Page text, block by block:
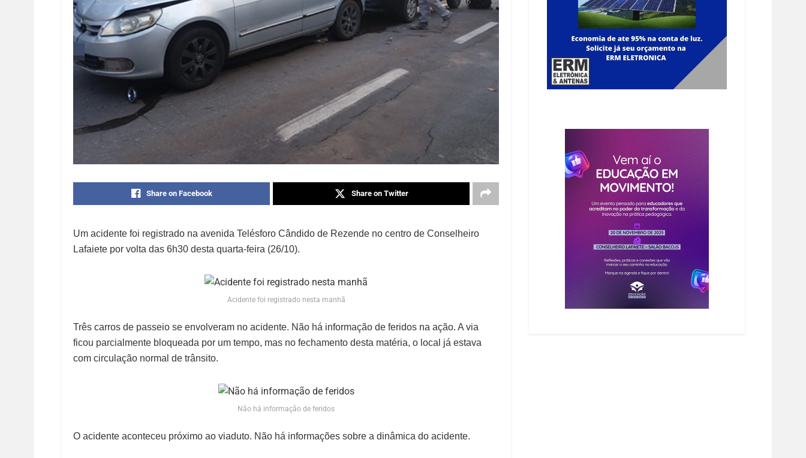
Share on Facebook Share on Twitter
Um acidente foi registrado na avenida Telésforo Cândido de Rezende no centro de Conselheiro
Lafaiete por volta das 6h30 desta quarta-feira (26/10).
Acidente foi registrado nesta manhã
Três carros de passeio se envolveram no acidente. Não há informação de feridos na ação. A via
ficou parcialmente bloqueada por um tempo, mas no fechamento desta matéria, o local já estava
com circulação normal de trânsito.
Não há informação de feridos
O acidente aconteceu próximo ao viaduto. Não há informações sobre a dinâmica do acidente.